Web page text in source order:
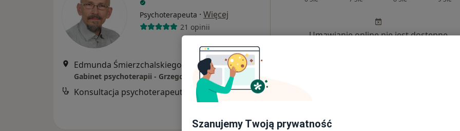
Psychoterapeuta · Więcej
21 opinii
Edmunda Śmierzchalskiego 4/U1, Gdynia • Mapa
Gabinet psychoterapii - Grzegorz Józefczyk
Konsultacja psychoterapeutyczna 200 zł
Umawianie online nie jest dostępne
Szanujemy Twoją prywatność